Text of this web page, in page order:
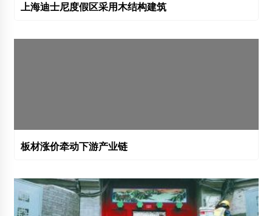
上海迪士尼度假区采用木结构建筑
板材涨价牵动下游产业链